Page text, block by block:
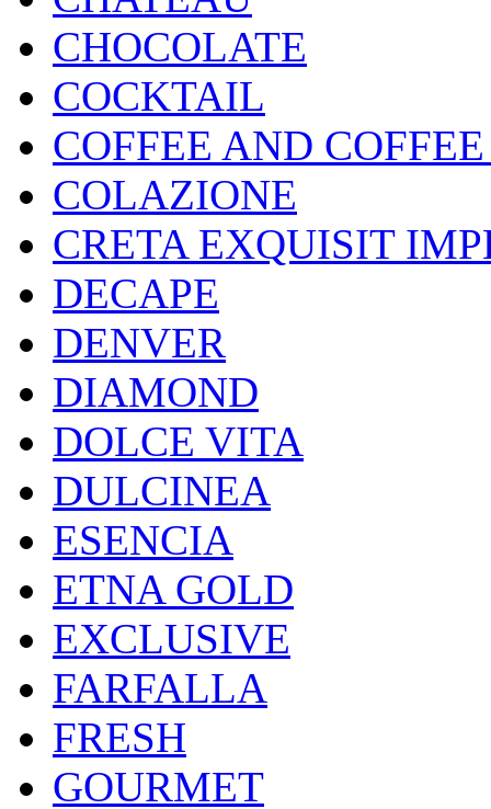
CHOCOLATE
COCKTAIL
COFFEE AND
COLAZIONE
CRETA EXQUISIT
DECAPE
DENVER
DIAMOND
DOLCE VITA
DULCINEA
ESENCIA
ETNA GOLD
EXCLUSIVE
FARFALLA
FRESH
GOURMET